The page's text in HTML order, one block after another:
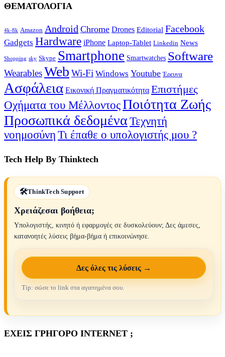
ΘΕΜΑΤΟΛΟΓΙΑ
4k-8k Amazon Android Chrome Drones Editorial Facebook
Gadgets Hardware iPhone Laptop-Tablet Linkedin News
Shopping sky Skype Smartphone Smartwatches Software
WearablesWeb Wi-Fi Windows Youtube Έρευνα
Ασφάλεια Εικονική Πραγματικότητα Επιστήμες
Οχήματα του ΜέλλοντοςΠοιότητα Ζωής
Προσωπικά δεδομένα Τεχνητή
νοημοσύνη Τι έπαθε ο υπολογιστής μου ?
Tech Help By Thinktech
ThinkTech Support
Χρειάζεσαι βοήθεια;
Υπολογιστής, κινητό ή εφαρμογές σε δυσκολεύουν; Δες άμεσες,
κατανοητές λύσεις βήμα-βήμα ή επικοινώνησε.
Δες όλες τις λύσεις →
Tip: σώσε το link στα αγαπημένα σου.
ΕΧΕΙΣ ΓΡΗΓΟΡΟ INTERNET ;